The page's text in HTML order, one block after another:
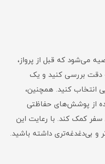
می‌شود که قبل از پرواز،
دقت بررسی کنید و یک
انتخاب کنید. همچنین،
از پوشش‌های حفاظتی
کمک کند. با رعایت این
و بی‌دغدغه‌تری داشته باشید.